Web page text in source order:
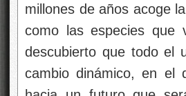
millones de años acoge
como las especies
descubierto que todo el
cambio dinámico, en el